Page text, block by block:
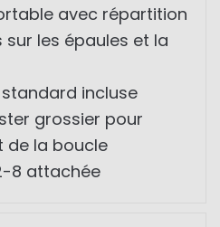
avec répartition
les épaules et la
incluse
grossier pour
de la boucle
8 attachée